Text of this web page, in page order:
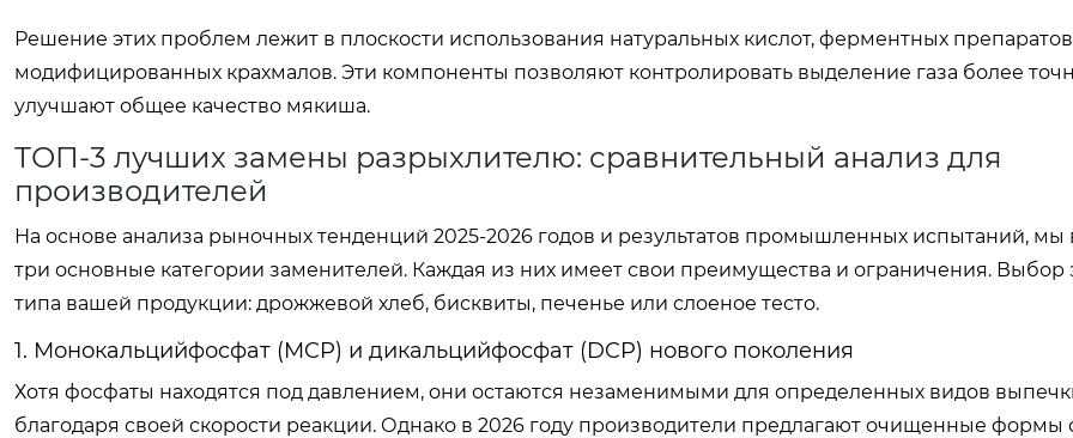
Решение этих проблем лежит в плоскости использования натуральных кислот, ферментных
модифицированных крахмалов. Эти компоненты позволяют контролировать выделение газа более
улучшают общее качество мякиша.
ТОП-3 лучших замены разрыхлителю: сравнительный анализ для
производителей
На основе анализа рыночных тенденций 2025-2026 годов и результатов промышленных испытаний, мы
три основные категории заменителей. Каждая из них имеет свои преимущества и ограничения. Выбор
типа вашей продукции: дрожжевой хлеб, бисквиты, печенье или слоеное тесто.
1. Монокальцийфосфат (MCP) и дикальцийфосфат (DCP) нового поколения
Хотя фосфаты находятся под давлением, они остаются незаменимыми для определенных видов
благодаря своей скорости реакции. Однако в 2026 году производители предлагают очищенные формы